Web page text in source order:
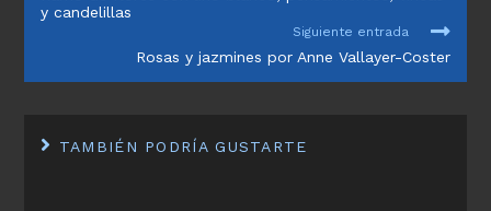
y candelillas
Siguiente entrada
Rosas y jazmines por Anne Vallayer-Coster
TAMBIÉN PODRÍA GUSTARTE